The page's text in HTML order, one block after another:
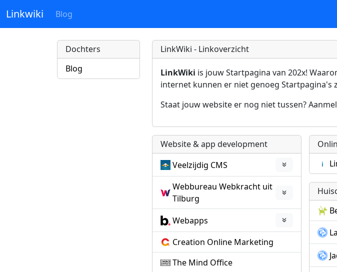
Linkwiki Blog
Dochters
Blog
LinkWiki - Linkoverzicht
LinkWiki is jouw Startpagina van 202x!
internet kunnen er niet genoeg Startpagina's
Staat jouw website er nog niet tussen?
Website & app development
Veelzijdig CMS
Webbureau Webkracht uit
Tilburg
Webapps
Creation Online Marketing
The Mind Office